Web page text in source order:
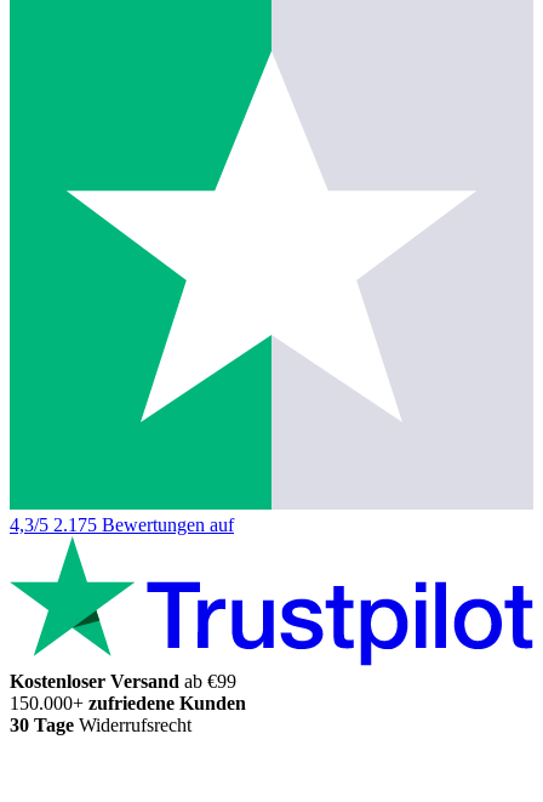
4,3/5 2.175 Bewertungen auf
Kostenloser Versand ab €99
150.000+ zufriedene Kunden
30 Tage Widerrufsrecht